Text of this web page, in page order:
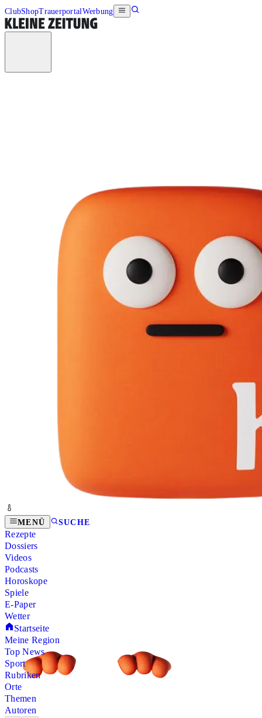
ClubShopTrauerportalWerbung
MENÜ SUCHE
Rezepte
Dossiers
Videos
Podcasts
Horoskope
Spiele
E-Paper
Wetter
Startseite
Meine Region
Top News
Sport
Rubriken
Orte
Themen
Autoren